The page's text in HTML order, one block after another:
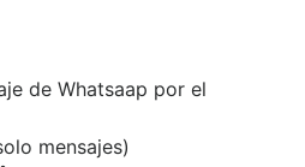
de Whatsaap por el
mensajes)